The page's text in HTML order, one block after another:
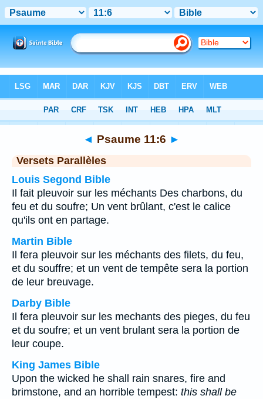
Chapitre 11 > Verset 6
◄ Psaume 11:6 ►
Versets Parallèles
Louis Segond Bible
Il fait pleuvoir sur les méchants Des charbons, du
feu et du soufre; Un vent brûlant, c'est le calice
qu'ils ont en partage.
Martin Bible
Il fera pleuvoir sur les méchants des filets, du feu,
et du souffre; et un vent de tempête sera la portion
de leur breuvage.
Darby Bible
Il fera pleuvoir sur les mechants des pieges, du feu
et du soufre; et un vent brulant sera la portion de
leur coupe.
King James Bible
Upon the wicked he shall rain snares, fire and
brimstone, and an horrible tempest: this shall be